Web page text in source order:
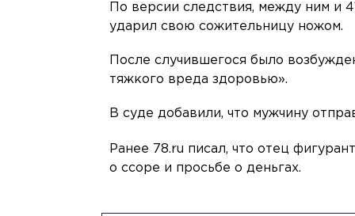
По версии следствия, между ним и
ударил свою сожительницу ножом.
После случившегося было
тяжкого вреда здоровью».
В суде добавили, что мужчину
Ранее 78.ru писал, что отец
о ссоре и просьбе о деньгах.